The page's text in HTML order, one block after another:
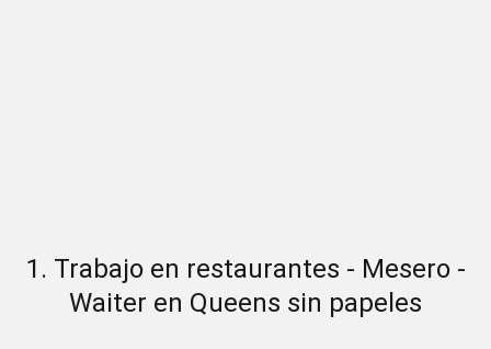
1. Trabajo en restaurantes - Mesero -
Waiter en Queens sin papeles